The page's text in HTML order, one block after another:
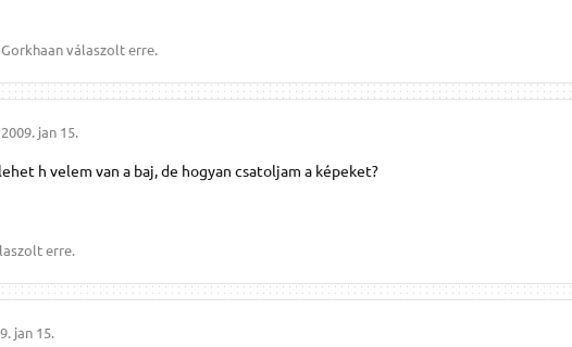
Gorkhaanválaszolt erre.
2009. jan 15.
lehet h velem van a baj, de hogyan csatoljam a képeket?
erre.
jan 15.